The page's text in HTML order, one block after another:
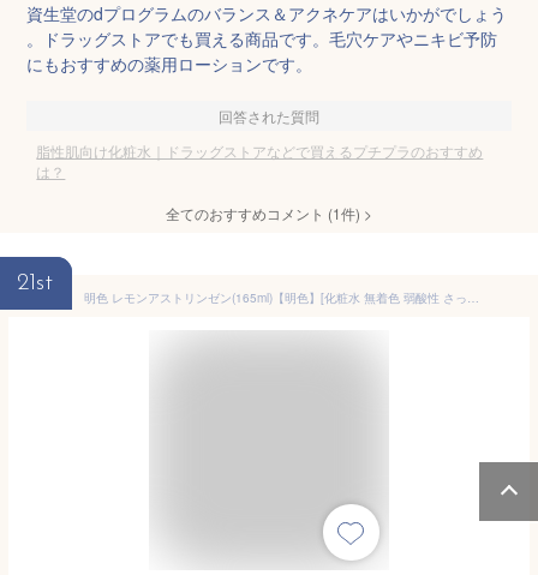
資生堂のdプログラムのバランス＆アクネケアはいかがでしょう
。ドラッグストアでも買える商品です。毛穴ケアやニキビ予防
にもおすすめの薬用ローションです。
回答された質問
脂性肌向け化粧水｜ドラッグストアなどで買えるプチプラのおすすめ
は？
全てのおすすめコメント (1件) >
21st
明色 レモンアストリンゼン(165ml)【明色】[化粧水 無着色 弱酸性 さっぱり 脂性肌 普通肌 テカリ]